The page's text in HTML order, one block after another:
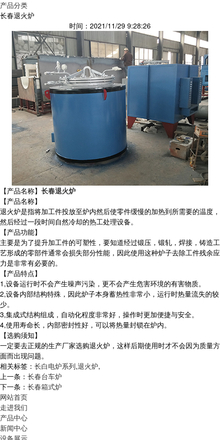
产品分类
长春退火炉
时间：2021/11/29 9:28:26
【产品名称】 长春退火炉
【产品名称】
退火炉是指将加工件投放至炉内然后使零件缓慢的加热到所需要的温度，
然后经过一段时间自然冷却的热工处理设备。
【产品功能】
主要是为了提升加工件的可塑性，要知道经过锻压，锻轧，焊接，铸造工
艺形成的零部件通常会损失部分性能，因此使用这种炉子去除工件残余应
力是非常有必要的。
【产品特点】
1,设备运行时不会产生噪声污染，更不会产生危害环境的有害物质。
2,设备内部结构特殊，因此炉子本身蓄热性非常小，运行时热量流失的较
少。
3,集成式结构组成，自动化程度非常好，操作时更加便捷与安全。
4,使用寿命长，内部密封性好，可以将热量封锁在炉内。
【选购须知】
一定要去正规的生产厂家选购退火炉，这样后期使用时才不会因为质量方
面而出现问题。
相关标签： 长白电炉系列,退火炉,
上一条： 长春台车炉
下一条： 长春箱式炉
网站首页
走进我们
产品中心
新闻中心
设备展示